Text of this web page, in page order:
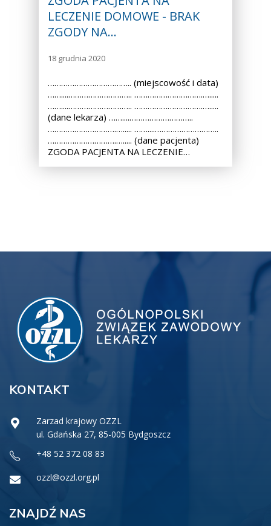
LECZENIE DOMOWE - BRAK
ZGODY NA…
18 grudnia 2020
……………………………….. (miejscowość i data)
……....……………………….. ………………………….….....
……....……………………….. ………………………….….....
(dane lekarza) ……....………………………..
………………………….…..... ……....………………………..
………………………….…..... (dane pacjenta)
ZGODA PACJENTA NA LECZENIE…
KONTAKT
Zarzad krajowy OZZL
ul. Gdańska 27, 85-005 Bydgoszcz
+48 52 372 08 83
ozzl@ozzl.org.pl
ZNAJDŹ NAS